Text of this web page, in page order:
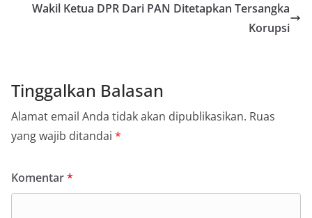
Wakil Ketua DPR Dari PAN Ditetapkan Tersangka
Korupsi
Tinggalkan Balasan
Alamat email Anda tidak akan dipublikasikan. Ruas
yang wajib ditandai *
Komentar*